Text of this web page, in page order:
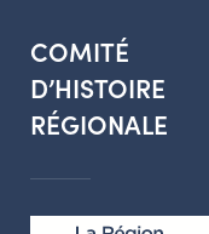
COMITÉ
D’HISTOIRE
RÉGIONALE